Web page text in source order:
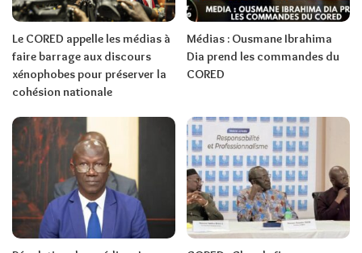
Le CORED appelle les médias à
faire barrage aux discours
xénophobes pour préserver la
cohésion nationale
Médias : Ousmane Ibrahima
Dia prend les commandes du
CORED